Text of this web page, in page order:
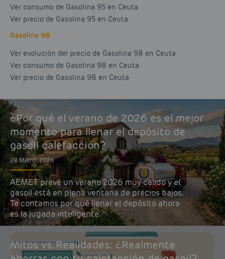
Ver consumo de Gasolina 95 en Ceuta
Ver precio de Gasolina 95 en Ceuta
Gasolina 98
Ver evolución del precio de Gasolina 98 en Ceuta
Ver consumo de Gasolina 98 en Ceuta
Ver precio de Gasolina 98 en Ceuta
¿Por qué el verano de 2026 es el mejor
momento para llenar el depósito de
gasoil calefacción?
28 MAYO, 2026
AEMET prevé un verano 2026 muy cálido y el
gasoil está en plena ventana de precios bajos.
Te contamos por qué llenar el depósito ahora
es la jugada inteligente.
Mitos vs. Realidades: ¿Realmente